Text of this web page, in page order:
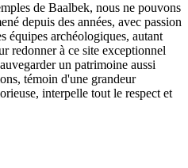
de Baalbek, nous ne pouvons
depuis des années, avec passion
équipes archéologiques, autant
redonner à ce site exceptionnel
un patrimoine aussi
témoin d'une grandeur
interpelle tout le respect et